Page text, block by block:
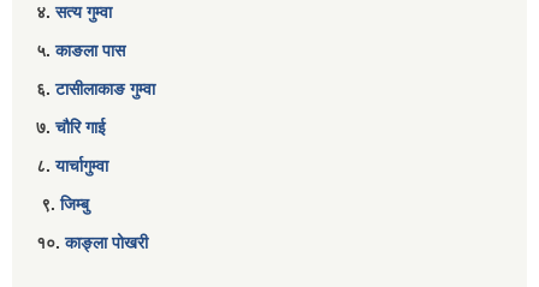
४.सत्य गुम्वा
५.काङला पास
६.टासीलाकाङ गुम्वा
७.चौरि गाई
८.यार्चागुम्वा
९.जिम्बु
१०.काङ्ला पोखरी